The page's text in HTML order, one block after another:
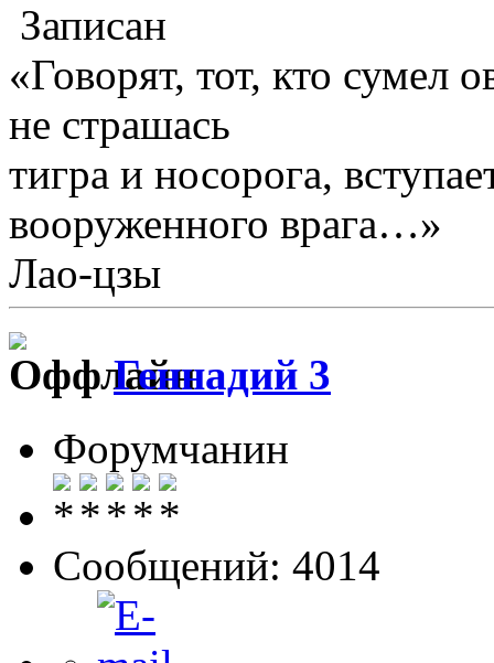
Записан
«Говорят, тот, кто сумел
не страшась
тигра и носорога,
вооруженного врага…»
Лао-цзы
Геннадий 3
Форумчанин
Сообщений: 4014